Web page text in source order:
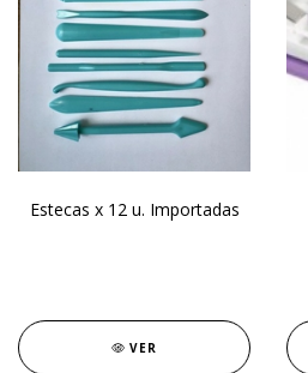
Estecas x 12 u. Importadas
VER